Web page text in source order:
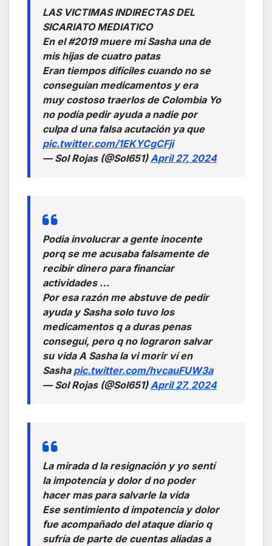
LAS VICTIMAS INDIRECTAS DEL
SICARIATO MEDIATICO
En el #2019 muere mi Sasha una de
mis hijas de cuatro patas
Eran tiempos difíciles cuando no se
conseguían medicamentos y era
muy costoso traerlos de Colombia Yo
no podía pedir ayuda a nadie por
culpa d una falsa acutación ya que
pic.twitter.com/1EKYCgCFji
— Sol Rojas (@Sol651)April 27, 2024
Podia involucrar a gente inocente
porq se me acusaba falsamente de
recibir dinero para financiar
actividades …
Por esa razón me abstuve de pedir
ayuda y Sasha solo tuvo los
medicamentos q a duras penas
conseguí, pero q no lograron salvar
su vida A Sasha la vi morir ví en
Sasha pic.twitter.com/hvcauFUW3a
— Sol Rojas (@Sol651)April 27, 2024
La mirada d la resignación y yo sentí
la impotencia y dolor d no poder
hacer mas para salvarle la vida
Ese sentimiento d impotencia y dolor
fue acompañado del ataque diario q
sufría de parte de cuentas aliadas a